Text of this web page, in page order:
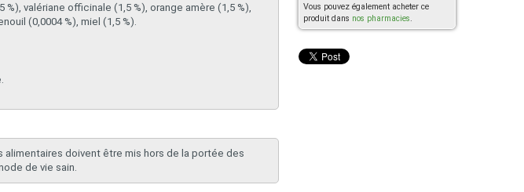
valériane officinale (1,5 %), orange amère (1,5 %),
(0,0004 %), miel (1,5 %).
doivent être mis hors de la portée des
de vie sain.
Vous pouvez également acheter ce
produit dans nos pharmacies